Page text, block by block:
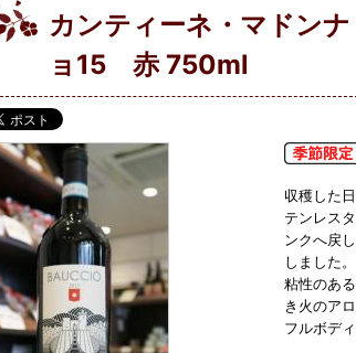
カンティーネ・マドン
ョ15 赤 750ml
収穫した
テンレス
ンクへ戻
しました。
粘性のあ
き火のア
フルボディ